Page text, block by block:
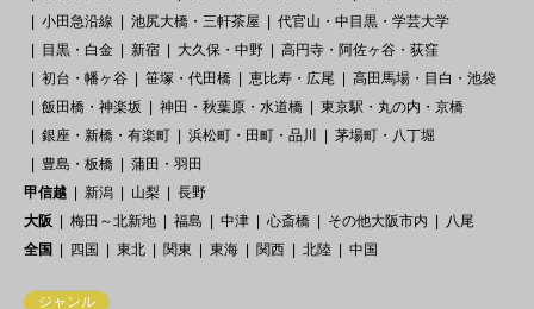
小田急沿線
池尻大橋・三軒茶屋
代官山・中目黒・学芸大学
目黒・白金
新宿 大久保・中野
高円寺・阿佐ヶ谷・荻窪
初台・幡ヶ谷
笹塚・代田橋 恵比寿・広尾
高田馬場・目白・池袋
飯田橋・神楽坂
神田・秋葉原・水道橋
東京駅・丸の内・京橋
銀座・新橋・有楽町
浜松町・田町・品川
茅場町・八丁堀
豊島・板橋
蒲田・羽田
甲信越
新潟 山梨
長野
大阪
梅田～北新地 福島 中津 心斎橋 その他大阪市内
八尾
全国
四国 東北 関東 東海 関西 北陸 中国
ジャンル